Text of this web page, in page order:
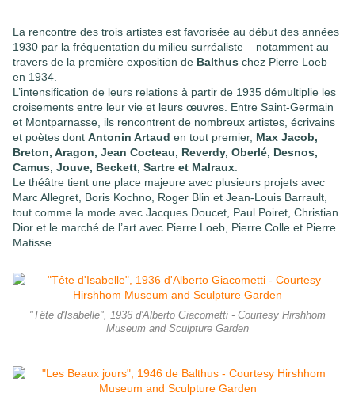
La rencontre des trois artistes est favorisée au début des années
1930 par la fréquentation du milieu surréaliste – notamment au
travers de la première exposition de Balthus chez Pierre Loeb
en 1934.
L’intensification de leurs relations à partir de 1935 démultiplie les
croisements entre leur vie et leurs œuvres. Entre Saint-Germain
et Montparnasse, ils rencontrent de nombreux artistes, écrivains
et poètes dont Antonin Artaud en tout premier, Max Jacob,
Breton, Aragon, Jean Cocteau, Reverdy, Oberlé, Desnos,
Camus, Jouve, Beckett, Sartre et Malraux
Le théâtre tient une place majeure avec plusieurs projets avec
Marc Allegret, Boris Kochno, Roger Blin et Jean-Louis Barrault,
tout comme la mode avec Jacques Doucet, Paul Poiret, Christian
Dior et le marché de l’art avec Pierre Loeb, Pierre Colle et Pierre
Matisse.
"Tête d'Isabelle", 1936 d'Alberto Giacometti - Courtesy Hirshhom
Museum and Sculpture Garden